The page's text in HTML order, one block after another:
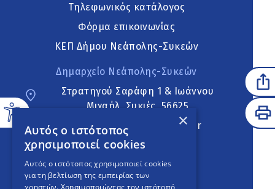
Τηλεφωνικός κατάλογος
Φόρμα επικοινωνίας
ΚΕΠ Δήμου Νεάπολης-Συκεών
Δημαρχείο Νεάπολης-Συκεών
Στρατηγού Σαράφη 1 & Ιωάννου
Μιχαήλ, Συκιές, 56625
neapoli.sykies@ddt.gov.gr
Ακολουθήστε
×
Αυτός ο ιστότοπος
χρησιμοποιεί cookies
Αυτός ο ιστότοπος χρησιμοποιεί cookies
για τη βελτίωση της εμπειρίας των
χρηστών. Χρησιμοποιώντας τον ιστότοπό